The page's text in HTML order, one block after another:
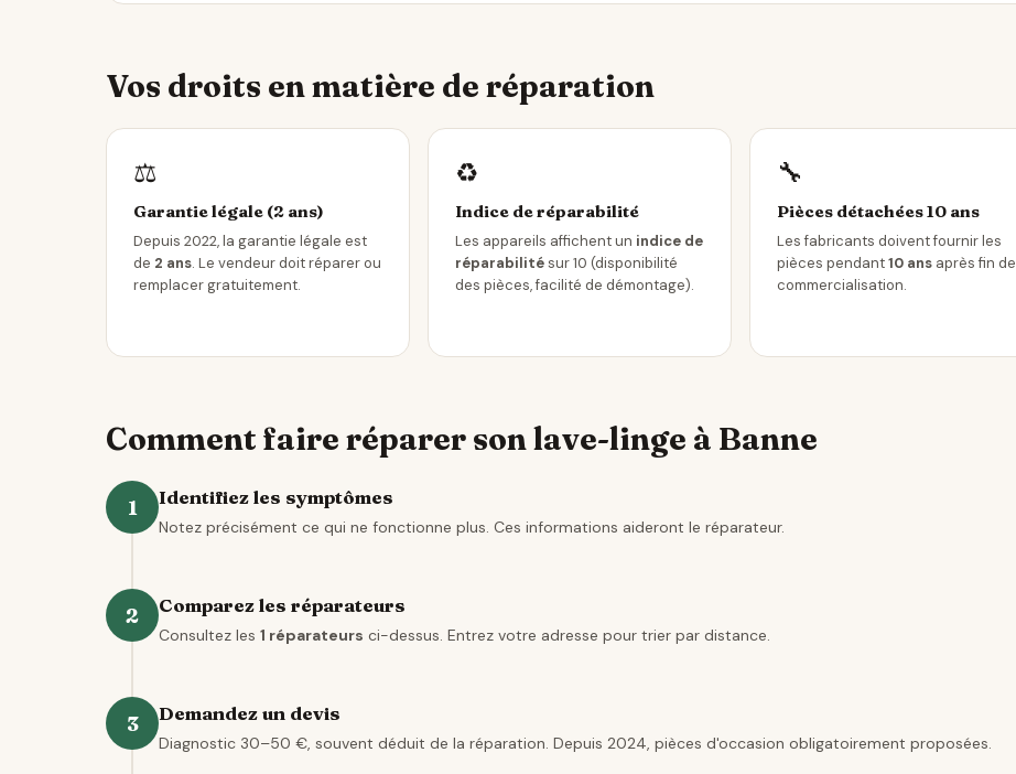
Vos droits en matière de réparation
⚖️
Garantie légale (2 ans)
Depuis 2022, la garantie légale est
de 2 ans. Le vendeur doit réparer ou
remplacer gratuitement.
♻️
Indice de réparabilité
Les appareils affichent un indice de
réparabilitésur 10 (disponibilité
des pièces, facilité de démontage).
🔧
Pièces détachées 10 ans
Les fabricants doivent fournir les
pièces pendant10 ans après fin de
commercialisation.
Comment faire réparer son lave-linge à Banne
1 Identifiez les symptômes
Notez précisément ce qui ne fonctionne plus. Ces informations aideront le réparateur.
2 Comparez les réparateurs
Consultez les 1 réparateurs ci-dessus. Entrez votre adresse pour trier par distance.
3 Demandez un devis
Diagnostic 30–50 €, souvent déduit de la réparation. Depuis 2024, pièces d'occasion obligatoirement proposées.